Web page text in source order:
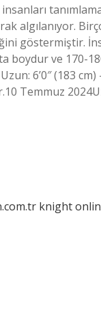
algılanıyor.
göstermiştir.
boydur ve 170-
6’0″ (183 cm)
Temmuz
knight